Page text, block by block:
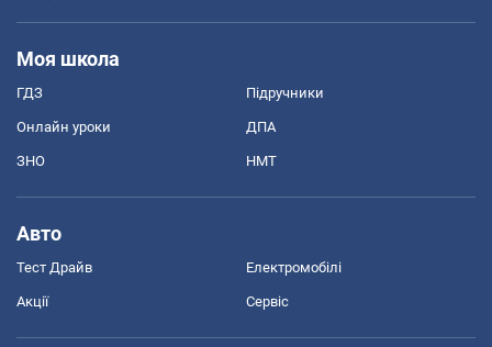
Моя школа
ГДЗ Підручники
Онлайн уроки ДПА
ЗНО НМТ
Авто
Тест Драйв Електромобілі
Акції Сервіс